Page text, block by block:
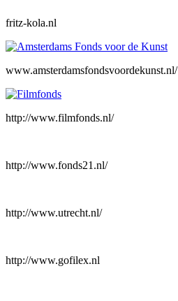
fritz-kola.nl
www.amsterdamsfondsvoordekunst.nl/
http://www.filmfonds.nl/
http://www.fonds21.nl/
http://www.utrecht.nl/
http://www.gofilex.nl